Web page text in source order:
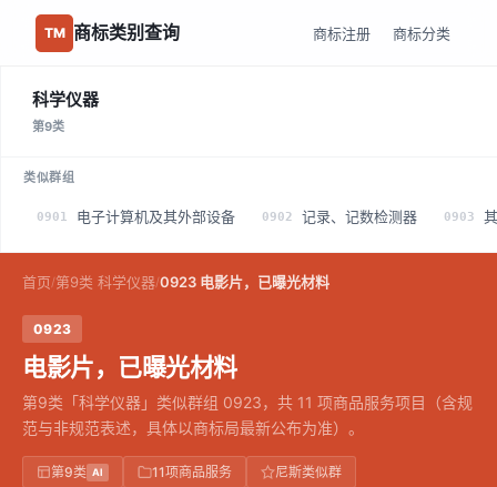
TM 商标类别查询 商标注册 商标分类
科学仪器
第9类
类似群组
0901 电子计算机及其外部设备 0902 记录、记数检测器 0903
首页/第9类 科学仪器/0923 电影片，已曝光材料
0923
电影片，已曝光材料
第9类「科学仪器」类似群组 0923，共 11 项商品服务项目（含规
范与非规范表述，具体以商标局最新公布为准）。
第9类 AI 11项商品服务 尼斯类似群